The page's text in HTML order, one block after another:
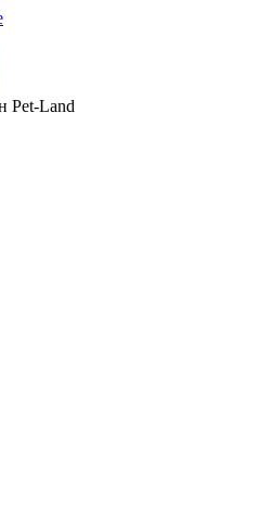
Pet-Land